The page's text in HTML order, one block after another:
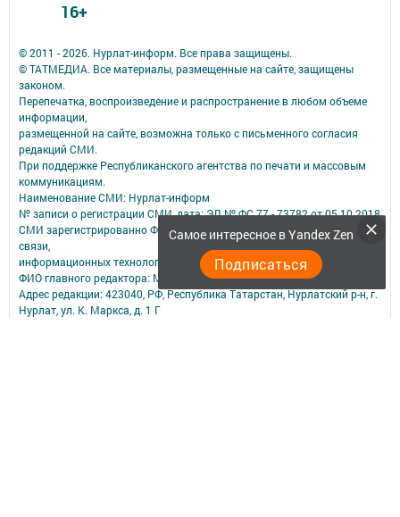
Самое интересное в Yandex Zen
Подписаться
© 2011 - 2026. Нурлат-⁠информ. Все права защищены.
© ТАТМЕДИА. Все материалы, размещенные на сайте, защищены
законом.
Перепечатка, воспроизведение и распространение в любом объеме
информации,
размещенной на сайте, возможна только с письменного согласия
редакций СМИ.
При поддержке Республиканского агентства по печати и массовым
коммуникациям.
Наименование СМИ: Нурлат-⁠информ
№ записи о регистрации СМИ, дата: ЭЛ № ФС 77 -⁠ 73782 от 05.10.2018
СМИ зарегистрированно Федеральной службой по надзору в сфере
связи,
информационных технологий и массовых коммуникаций
ФИО главного редактора: Мубаракшина Лилия Мирзазяновна
Адрес редакции: 423040, РФ, Республика Татарстан, Нурлатский р-н, г.
Нурлат, ул. К. Маркса, д. 1 Г
16+